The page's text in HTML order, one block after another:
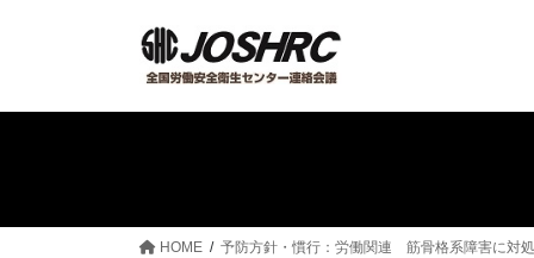
HOME 予防方針・慣行：労働関連 筋骨格系障害に対